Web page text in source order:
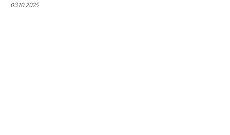
03.10.2025